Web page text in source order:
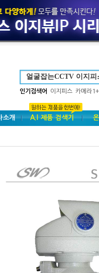
인기검색어 이지피스 카메라
소개 A.I 제품 검색기